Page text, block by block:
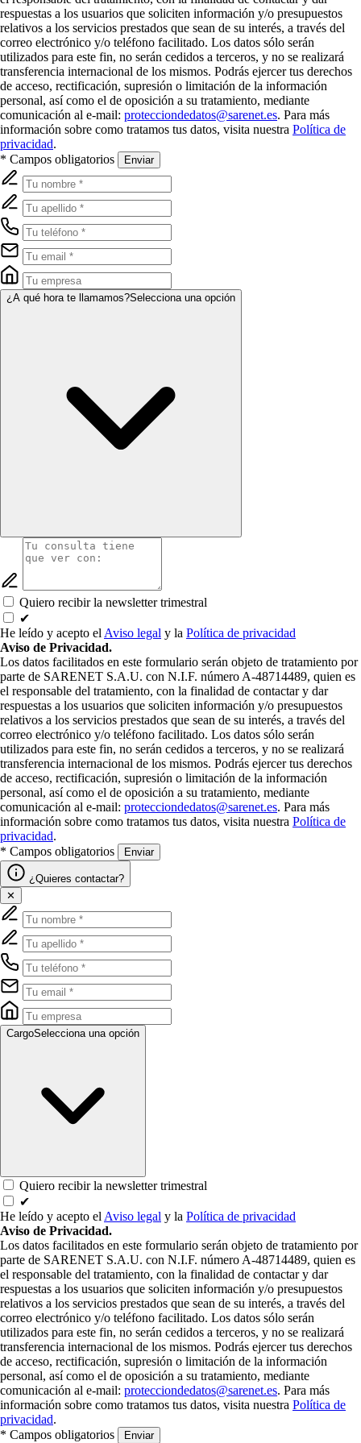
respuestas a los usuarios que soliciten información y/o presupuestos
relativos a los servicios prestados que sean de su interés, a través del
correo electrónico y/o teléfono facilitado. Los datos sólo serán
utilizados para este fin, no serán cedidos a terceros, y no se realizará
transferencia internacional de los mismos. Podrás ejercer tus derechos
de acceso, rectificación, supresión o limitación de la información
personal, así como el de oposición a su tratamiento, mediante
comunicación al e-mail: protecciondedatos@sarenet.es. Para más
información sobre como tratamos tus datos, visita nuestra Política de
privacidad.
* Campos obligatorios
Enviar
¿A qué hora te llamamos?Selecciona una opción
Quiero recibir la newsletter trimestral
✔
He leído y acepto elAviso legal y la Política de privacidad
Aviso de Privacidad.
Los datos facilitados en este formulario serán objeto de tratamiento por
parte de SARENET S.A.U. con N.I.F. número A-48714489, quien es
el responsable del tratamiento, con la finalidad de contactar y dar
respuestas a los usuarios que soliciten información y/o presupuestos
relativos a los servicios prestados que sean de su interés, a través del
correo electrónico y/o teléfono facilitado. Los datos sólo serán
utilizados para este fin, no serán cedidos a terceros, y no se realizará
transferencia internacional de los mismos. Podrás ejercer tus derechos
de acceso, rectificación, supresión o limitación de la información
personal, así como el de oposición a su tratamiento, mediante
comunicación al e-mail: protecciondedatos@sarenet.es. Para más
información sobre como tratamos tus datos, visita nuestra Política de
privacidad.
* Campos obligatorios
Enviar
¿Quieres contactar?
✕
CargoSelecciona una opción
Quiero recibir la newsletter trimestral
✔
He leído y acepto elAviso legal y la Política de privacidad
Aviso de Privacidad.
Los datos facilitados en este formulario serán objeto de tratamiento por
parte de SARENET S.A.U. con N.I.F. número A-48714489, quien es
el responsable del tratamiento, con la finalidad de contactar y dar
respuestas a los usuarios que soliciten información y/o presupuestos
relativos a los servicios prestados que sean de su interés, a través del
correo electrónico y/o teléfono facilitado. Los datos sólo serán
utilizados para este fin, no serán cedidos a terceros, y no se realizará
transferencia internacional de los mismos. Podrás ejercer tus derechos
de acceso, rectificación, supresión o limitación de la información
personal, así como el de oposición a su tratamiento, mediante
comunicación al e-mail: protecciondedatos@sarenet.es. Para más
información sobre como tratamos tus datos, visita nuestra Política de
privacidad.
* Campos obligatorios
Enviar